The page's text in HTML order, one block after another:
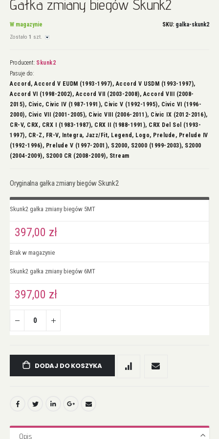
początek
galerii
Gałka zmiany biegów Skunk2
W magazynie
Zostało 1 szt.
SKU galka-skunk2
Producent: Skunk2
Pasuje do:
Accord, Accord V EUDM (1993-1997), Accord V USDM (1993-1997),
Accord VI (1998-2002), Accord VII (2003-2008), Accord VIII (2008-
2015), Civic, Civic IV (1987-1991), Civic V (1992-1995), Civic VI (1996-
2000), Civic VII (2001-2005), Civic VIII (2006-2011), Civic IX (2012-2016),
CR-V, CRX, CRX I (1983-1987), CRX II (1988-1991), CRX Del Sol (1993-
1997), CR-Z, FR-V, Integra, Jazz/Fit, Legend, Logo, Prelude, Prelude IV
(1992-1996), Prelude V (1997-2001), S2000, S2000 (1999-2003), S2000
(2004-2009), S2000 CR (2008-2009), Stream
Oryginalna gałka zmiany biegów Skunk2
produktów
Skunk2 gałka zmiany biegów 5MT
397,00 zł
Brak w magazynie
Skunk2 gałka zmiany biegów 6MT
397,00 zł
DODAJ DO KOSZYKA
Opis